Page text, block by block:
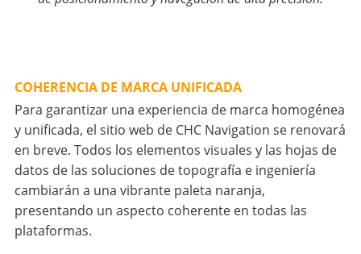
COHERENCIA DE MARCA UNIFICADA
Para garantizar una experiencia de marca homogénea
y unificada, el sitio web de CHC Navigation se renovará
en breve. Todos los elementos visuales y las hojas de
datos de las soluciones de topografía e ingeniería
cambiarán a una vibrante paleta naranja,
presentando un aspecto coherente en todas las
plataformas.